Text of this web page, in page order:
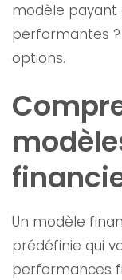
modèle
performantes
options.
Un modèle
prédéfinie qui
performances